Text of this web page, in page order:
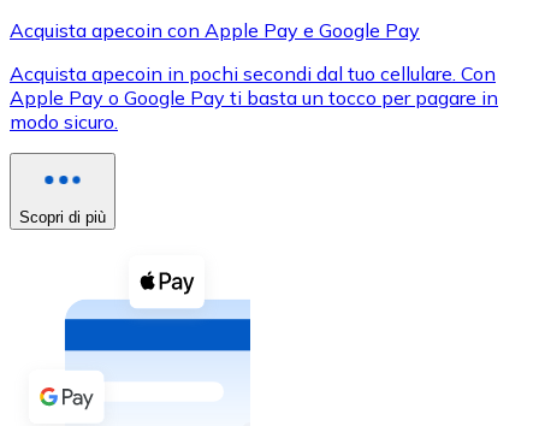
XRP
XRP
Vedi tutto
Buoni cripto
Acquista criptovalute in contanti e altri mezzi di
Acquista con contanti
Bonifico SEPA
Acquista apecoin con Apple Pay e Google Pay
Acquista apecoin in pochi secondi dal tuo cellulare. Con
Apple Pay o Google Pay ti basta un tocco per pagare in
modo sicuro.
Scopri di più